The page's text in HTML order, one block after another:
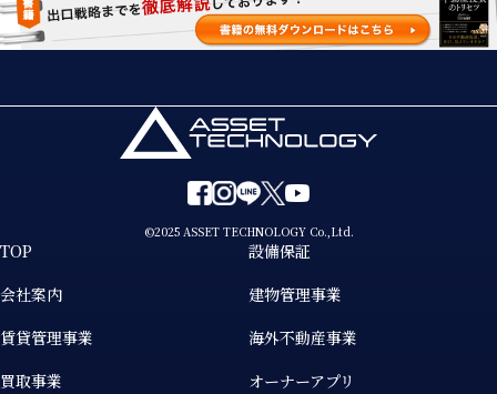
©2025 ASSET TECHNOLOGY Co.,Ltd.
TOP
会社案内
賃貸管理事業
買取事業
設備保証
建物管理事業
海外不動産事業
オーナーアプリ